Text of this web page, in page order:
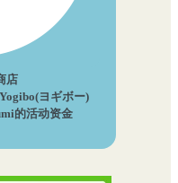
店
ヨギボー)
的活动资金